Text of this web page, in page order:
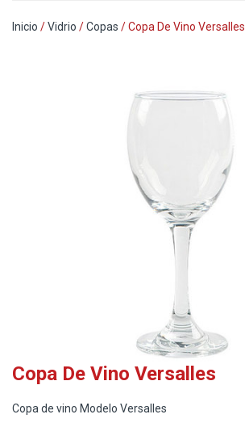
Inicio /Vidrio /Copas / Copa De Vino Versalles
Copa De Vino Versalles
Copa de vino Modelo Versalles